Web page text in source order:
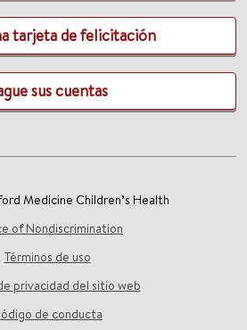
tarjeta de felicitación
sus cuentas
Medicine Children’s Health
of Nondiscrimination
Términos de uso
privacidad del sitio web
de conducta